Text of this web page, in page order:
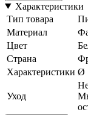
Характеристики
Тип товара
Материал
Цвет
Страна
Характеристики Ø
Уход